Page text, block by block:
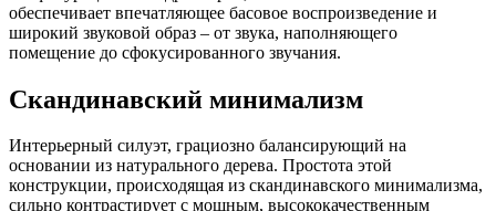
обеспечивает впечатляющее басовое воспроизведение и
широкий звуковой образ – от звука, наполняющего
помещение до сфокусированного звучания.
Скандинавский минимализм
Интерьерный силуэт, грациозно балансирующий на
основании из натурального дерева. Простота этой
конструкции, происходящая из скандинавского минимализма,
сильно контрастирует с мощным, высококачественным